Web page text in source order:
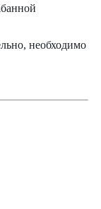
необходимо